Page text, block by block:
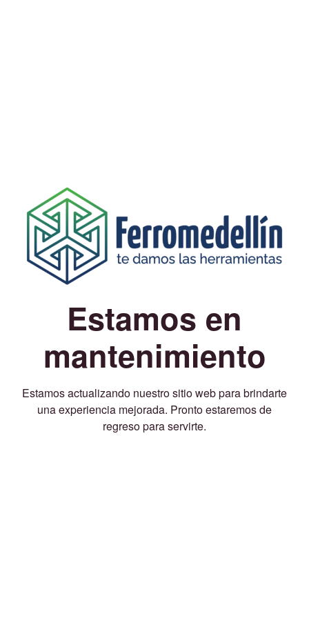
Estamos en
mantenimiento
Estamos actualizando nuestro sitio web para brindarte
una experiencia mejorada. Pronto estaremos de
regreso para servirte.